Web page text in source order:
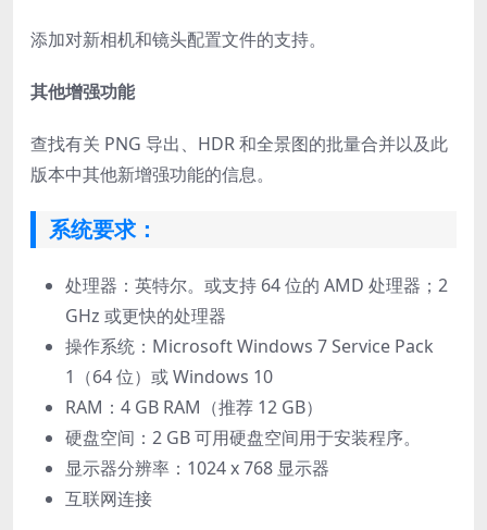
添加对新相机和镜头配置文件的支持。
其他增强功能
查找有关 PNG 导出、HDR 和全景图的批量合并以及此
版本中其他新增强功能的信息。
系统要求：
处理器：英特尔。或支持 64 位的 AMD 处理器；2
GHz 或更快的处理器
操作系统：Microsoft Windows 7 Service Pack
1（64 位）或 Windows 10
RAM：4 GB RAM（推荐 12 GB）
硬盘空间：2 GB 可用硬盘空间用于安装程序。
显示器分辨率：1024 x 768 显示器
互联网连接